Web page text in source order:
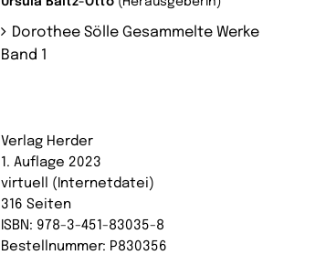
Dorothee Sölle Gesammelte Werke
Band 1
Verlag Herder
1. Auflage 2023
virtuell (Internetdatei)
316 Seiten
ISBN: 978-3-451-83035-8
Bestellnummer: P830356